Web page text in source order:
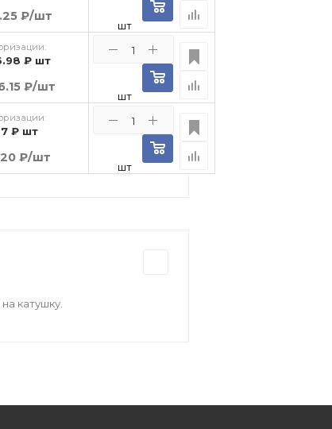
₽/шт
шт
₽ шт
₽/шт
шт
₽ шт
₽/шт
шт
катушку.